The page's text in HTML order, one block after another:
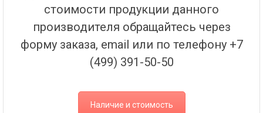
стоимости продукции данного
производителя обращайтесь через
форму заказа, email или по телефону +7
(499) 391-50-50
Наличие и стоимость